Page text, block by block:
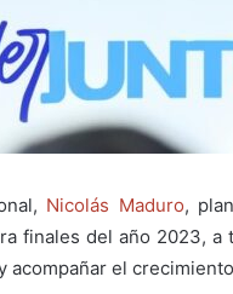
Nicolás Maduro,
finales del año 2023, a
acompañar el